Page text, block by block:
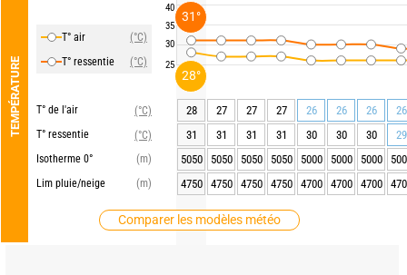
TEMPÉRATURE
T° air
(°C)
T° ressentie
(°C)
T° de l'air
(°C)
T° ressentie
(°C)
Isotherme 0°
(m)
Lim pluie/neige
(m)
Comparer les modèles météo
40
35
30
25
28 27 27 27 26 26 26
26
31
31 31 31 30 30 30
29
5050
5050 5050 5050 5000 5000 5000
4750
4750 4750 4750 4700 4700 4700
28°
31°